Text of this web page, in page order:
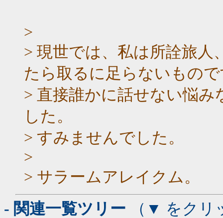
>
> 現世では、私は所詮旅人
たら取るに足らないもの
> 直接誰かに話せない悩
した。
> すみませんでした。
>
> サラームアレイクム。
- 関連一覧ツリー （▼ をクリ